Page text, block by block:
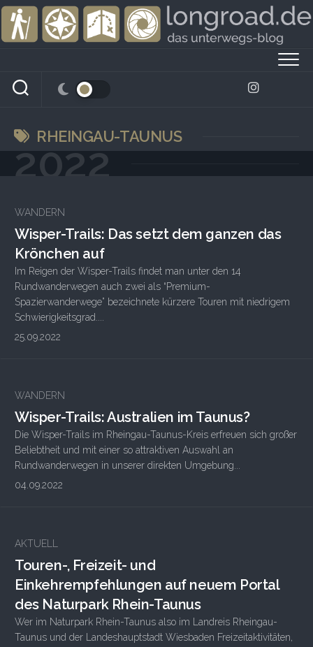
Skip
content
RHEINGAU-TAUNUS
2022
WANDERN
Wisper-Trails: Das setzt dem ganzen das
Krönchen auf
Im Reigen der Wisper-Trails findet man unter den 14
Rundwanderwegen auch zwei als “Premium-
Spazierwanderwege” bezeichnete kürzere Touren mit niedrigem
Schwierigkeitsgrad....
25.09.2022
WANDERN
Wisper-Trails: Australien im Taunus?
Die Wisper-Trails im Rheingau-Taunus-Kreis erfreuen sich großer
Beliebtheit und mit einer so attraktiven Auswahl an
Rundwanderwegen in unserer direkten Umgebung...
04.09.2022
AKTUELL
Touren-, Freizeit- und
Einkehrempfehlungen auf neuem Portal
des Naturpark Rhein-Taunus
Wer im Naturpark Rhein-Taunus also im Landreis Rheingau-
Taunus und der Landeshauptstadt Wiesbaden Freizeitaktivitäten,